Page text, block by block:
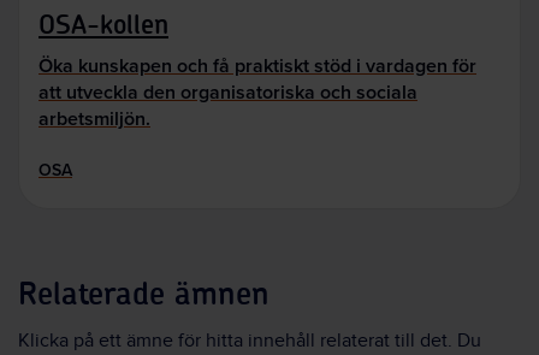
OSA-kollen
Öka kunskapen och få praktiskt stöd i vardagen för
att utveckla den organisatoriska och sociala
arbetsmiljön.
OSA
Relaterade ämnen
Klicka på ett ämne för hitta innehåll relaterat till det. Du